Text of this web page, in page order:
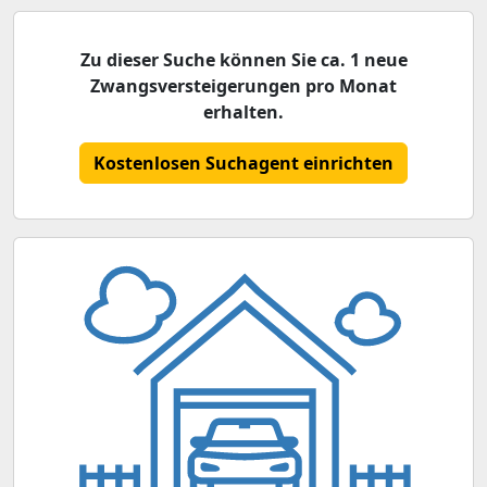
Zu dieser Suche können Sie ca. 1 neue
Zwangsversteigerungen pro Monat
erhalten.
Kostenlosen Suchagent einrichten